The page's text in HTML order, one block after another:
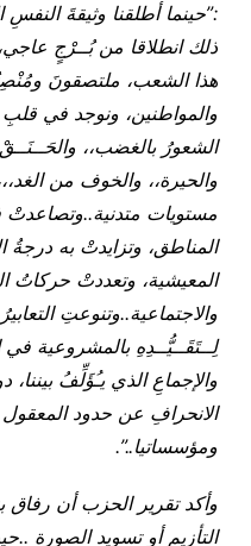
:”حينما أطلقنا وثيقةَ
ذلك انطلاقا من بُــرْجٍ
هذا الشعب، ملتصقونَ
والمواطنين، ونوجد في قلبِ
الشعورُ بالغضب،،
والحيرة،، والخوف من
مستويات
المناطق، وتزايدتْ به درجةُ
المعيشية، وتعددتْ حركاتُ
والاجتماعية..وتنوعتِ
لِــتَقَــيُّــدِهِ بالمشروعية
والإجماعِ الذي يـُؤَلِّفُ
الانحرافِ عن حدود المعقول
ومؤسساتيا..”.
وأكد تقرير الحزب أن رفاق
التأزيمِ أو تسويد الصورة